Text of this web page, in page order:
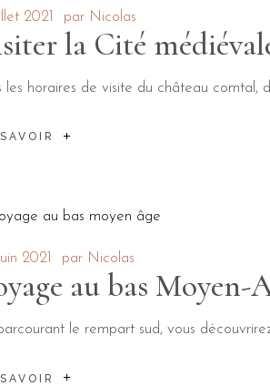
2021 par Nicolas
la Cité
les horaires de visite du château
2021 par Nicolas
au bas Moyen-
le rempart sud, vous